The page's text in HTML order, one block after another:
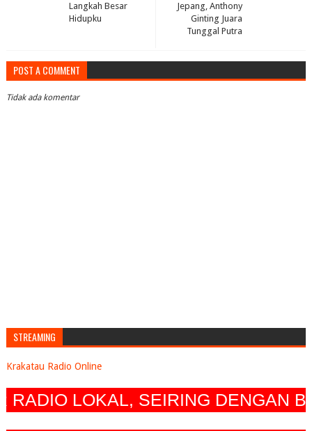
Jepang, Anthony
Ginting Juara
Tunggal Putra
Langkah Besar
Hidupku
POST A COMMENT
Tidak ada komentar
STREAMING
Krakatau Radio Online
LOKAL, SEIRING DENGAN